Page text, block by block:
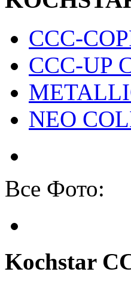
CCC-
CCC-UP
NEO
Все Фото:
Kochstar